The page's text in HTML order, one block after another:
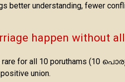
better understanding, fewer
happen without
rare for all 10 poruthams (10
union.